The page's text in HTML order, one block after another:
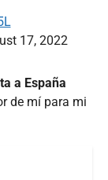
17, 2022
a España
de mí para mi